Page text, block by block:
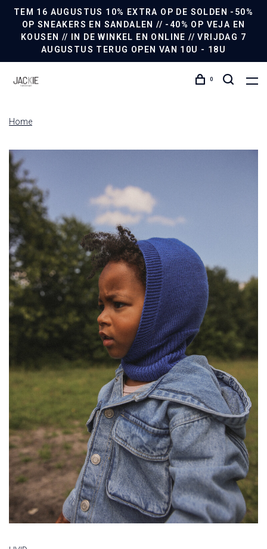
TEM 16 AUGUSTUS 10% EXTRA OP DE SOLDEN -50%
OP SNEAKERS EN SANDALEN // -40% OP VEJA EN
KOUSEN // IN DE WINKEL EN ONLINE // VRIJDAG 7
AUGUSTUS TERUG OPEN VAN 10U - 18U
0
Home